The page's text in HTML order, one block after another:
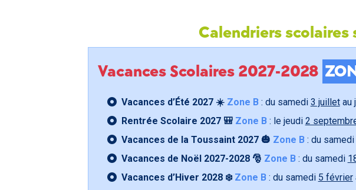
Calendriers scolaires
Vacances Scolaires 2027-2028
Vacances d’Été 2027 ☀️ Zone B: du samedi 3 juilletau
Rentrée Scolaire 2027 🎒 Zone B: le jeudi 2
Vacances de la Toussaint 2027 🎃 Zone B: du samedi
Vacances de Noël 2027-2028 🎅 Zone B: du samedi
Vacances d’Hiver 2028 ❄️ Zone B: du samedi 5 février